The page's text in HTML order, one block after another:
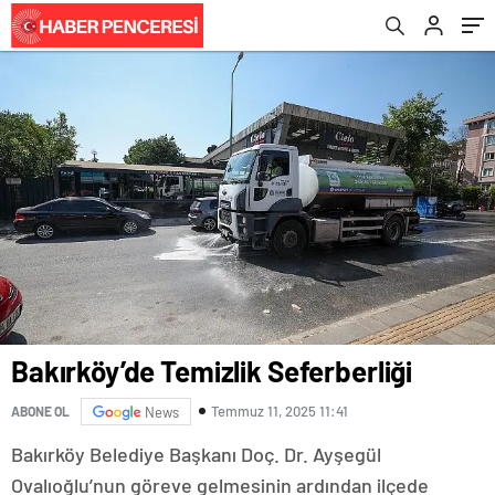
Bakırköy’de Temizlik Seferberliği
ABONE OL News Temmuz 11, 2025 11:41
Bakırköy Belediye Başkanı Doç. Dr. Ayşegül
Ovalıoğlu’nun göreve gelmesinin ardından ilçede